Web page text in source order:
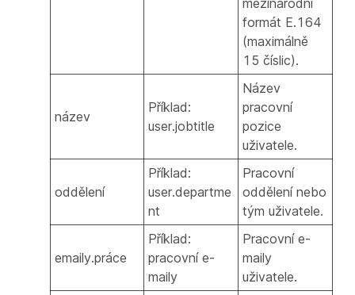
formát E.164
(maximálně
15 číslic).
název
Příklad:
user.jobtitle
Název
pracovní
pozice
uživatele.
oddělení
Příklad:
user.departme
nt
Pracovní
oddělení nebo
tým uživatele.
emaily.práce
Příklad:
pracovní e-
maily
Pracovní e-
maily
uživatele.